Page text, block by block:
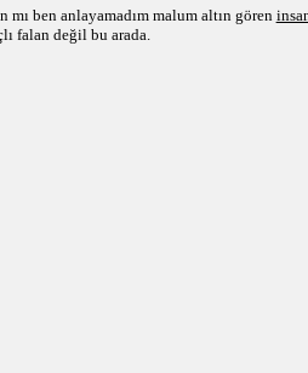
ben anlayamadım malum altın gören
falan değil bu arada.